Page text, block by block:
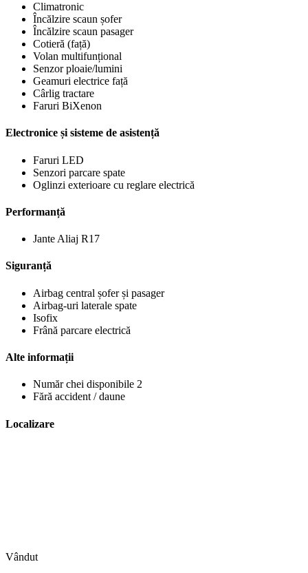
Climatronic
Încălzire scaun șofer
Încălzire scaun pasager
Cotieră (față)
Volan multifunțional
Senzor ploaie/lumini
Geamuri electrice față
Cârlig tractare
Faruri BiXenon
Electronice și sisteme de asistență
Faruri LED
Senzori parcare spate
Oglinzi exterioare cu reglare electrică
Performanță
Jante Aliaj R17
Siguranță
Airbag central șofer și pasager
Airbag-uri laterale spate
Isofix
Frână parcare electrică
Alte informații
Număr chei disponibile 2
Fără accident / daune
Localizare
Vândut